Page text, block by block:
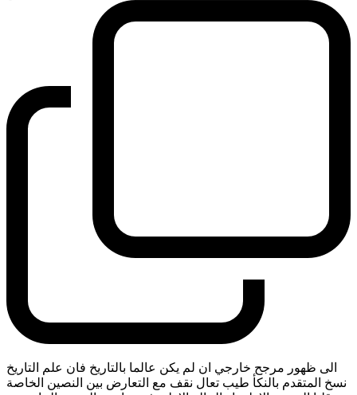
الى ظهور مرجح خارجي ان لم يكن عالما بالتاريخ فان علم التاريخ
نسخ المتقدم بالنكأ طيب تعال نقف مع التعارض بين النصين الخاصة